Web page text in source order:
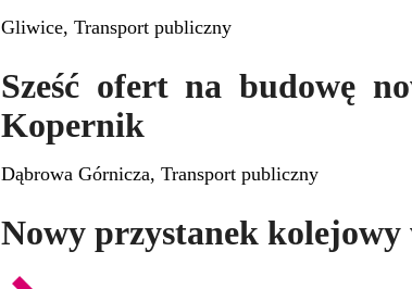
Gliwice, Transport publiczny
Sześć ofert na budowę
Kopernik
Dąbrowa Górnicza, Transport publiczny
Nowy przystanek